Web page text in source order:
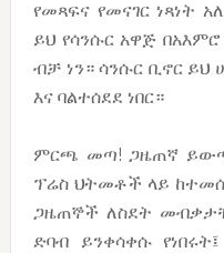
የመጻፍና የመናገር ነጻነት
ይህ የሳንሱር አዋጅ
ብቻ ነን። ሳንሱር ቢኖር ይህ
እና ባልተሰደደ ነበር።
ምርጫ መጣ! ጋዜጠኛ ይውጣ!
ፕሬስ ህትመቶች ላይ
ጋዜጠኞች ለስደት
ድባብ ይንቀሳቀሱ